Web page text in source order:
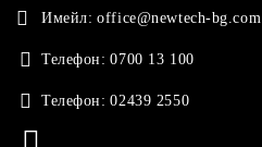
Имейл: office@newtech-bg.com
Телефон: 0700 13 100
Телефон: 02439 2550